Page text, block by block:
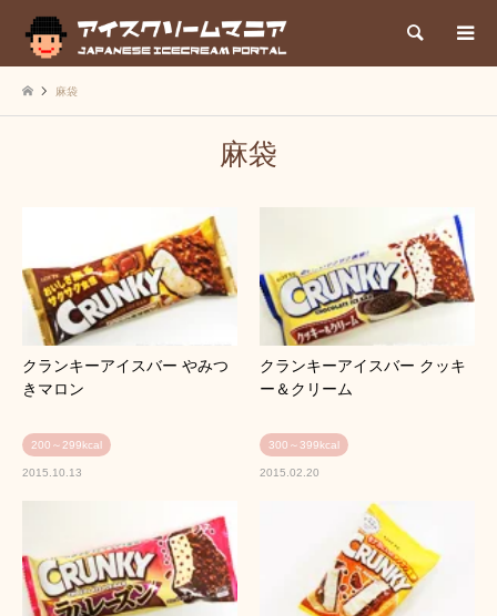
検索
麻袋
麻袋
クランキーアイスバー やみつ
きマロン
200～299kcal
2015.10.13
クランキーアイスバー クッキ
ー＆クリーム
300～399kcal
2015.02.20